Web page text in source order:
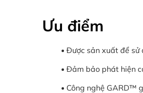
Ưu điểm
Được sản xuất để sử
Đảm bảo phát hiện
Công nghệ GARD™